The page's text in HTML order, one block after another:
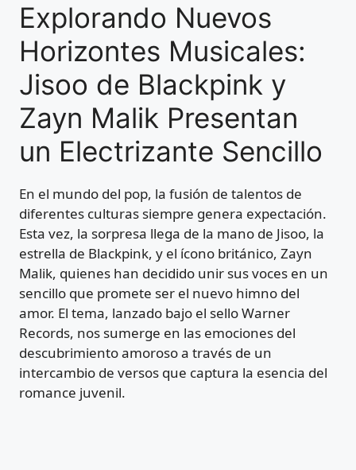
Explorando Nuevos
Horizontes Musicales:
Jisoo de Blackpink y
Zayn Malik Presentan
un Electrizante Sencillo
En el mundo del pop, la fusión de talentos de
diferentes culturas siempre genera expectación.
Esta vez, la sorpresa llega de la mano de Jisoo, la
estrella de Blackpink, y el ícono británico, Zayn
Malik, quienes han decidido unir sus voces en un
sencillo que promete ser el nuevo himno del
amor. El tema, lanzado bajo el sello Warner
Records, nos sumerge en las emociones del
descubrimiento amoroso a través de un
intercambio de versos que captura la esencia del
romance juvenil.